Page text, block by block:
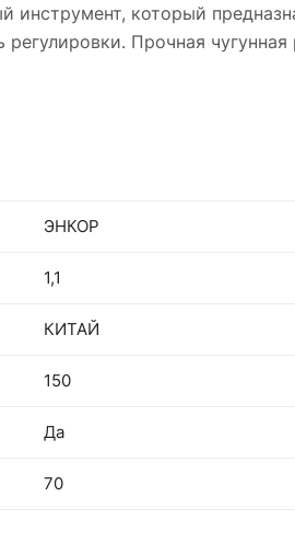
который
Прочная
ЭНКОР
1,1
КИТАЙ
150
Да
70